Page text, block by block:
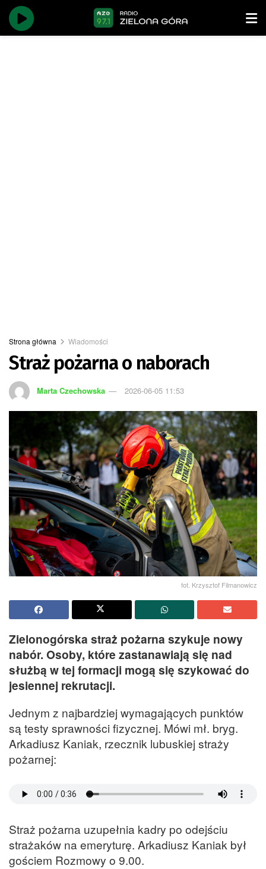
Strona główna Wiadomości
Straż pożarna o naborach
Marta Czechowska 2026-06-05 11:53
fot. Krzysztof Filmanowicz
Zielonogórska straż pożarna szykuje nowy
nabór. Osoby, które zastanawiają się nad
służbą w tej formacji mogą się szykować do
jesiennej rekrutacji.
Jednym z najbardziej wymagających punktów
są testy sprawności fizycznej. Mówi mł. bryg.
Arkadiusz Kaniak, rzecznik lubuskiej straży
pożarnej:
Straż pożarna uzupełnia kadry po odejściu
strażaków na emeryturę. Arkadiusz Kaniak był
gościem Rozmowy o 9.00.